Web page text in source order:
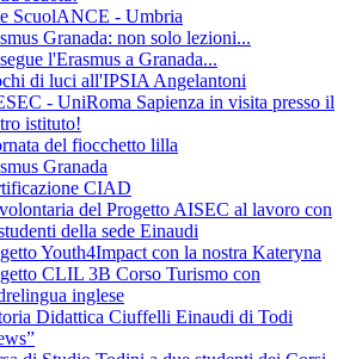
ScuolANCE - Umbria
Granada: non solo lezioni...
l'Erasmus a Granada...
di luci all'IPSIA Angelantoni
- UniRoma Sapienza in visita presso il
istituto!
del fiocchetto lilla
Granada
CIAD
del Progetto AISEC al lavoro con
della sede Einaudi
Youth4Impact con la nostra Kateryna
CLIL 3B Corso Turismo con
inglese
Didattica Ciuffelli Einaudi di Todi